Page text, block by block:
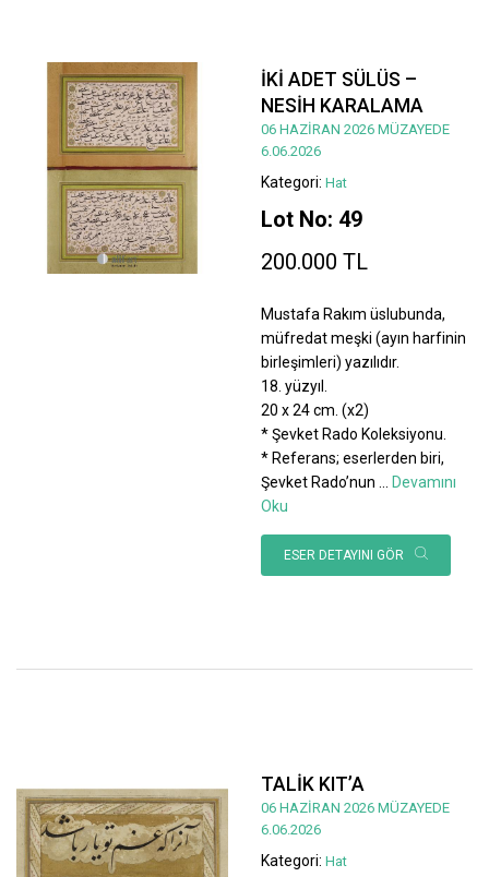
İKİ ADET SÜLÜS –
NESİH KARALAMA
06 HAZİRAN 2026 MÜZAYEDE
6.06.2026
Kategori: Hat
Lot No: 49
200.000 TL
Mustafa Rakım üslubunda,
müfredat meşki (ayın harfinin
birleşimleri) yazılıdır.
18. yüzyıl.
20 x 24 cm. (x2)
* Şevket Rado Koleksiyonu.
* Referans; eserlerden biri,
Şevket Rado’nun
Devamını
Oku
ESER DETAYINI GÖR
TALİK KIT’A
06 HAZİRAN 2026 MÜZAYEDE
6.06.2026
Kategori: Hat